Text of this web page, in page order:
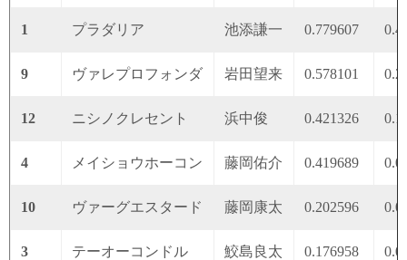
1 プラダリア 池添謙一 0.779607
9 ヴァレプロフォンダ 岩田望来 0.578101
12 ニシノクレセント 浜中俊 0.421326
4 メイショウホーコン 藤岡佑介 0.419689
10 ヴァーグエスタード 藤岡康太 0.202596
3 テーオーコンドル 鮫島良太 0.176958